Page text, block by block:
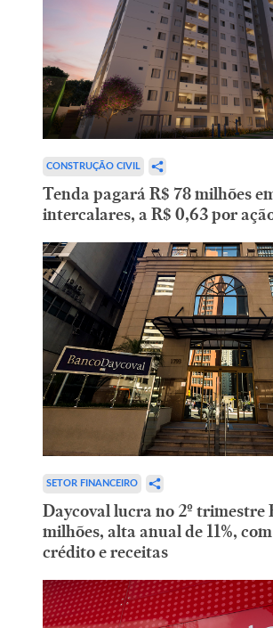
CONSTRUÇÃO CIVIL
Tenda pagará R$ 78 milhões
intercalares, a R$ 0,63 por
SETOR FINANCEIRO
Daycoval lucra no 2º trimestre
milhões, alta anual de 11%,
crédito e receitas